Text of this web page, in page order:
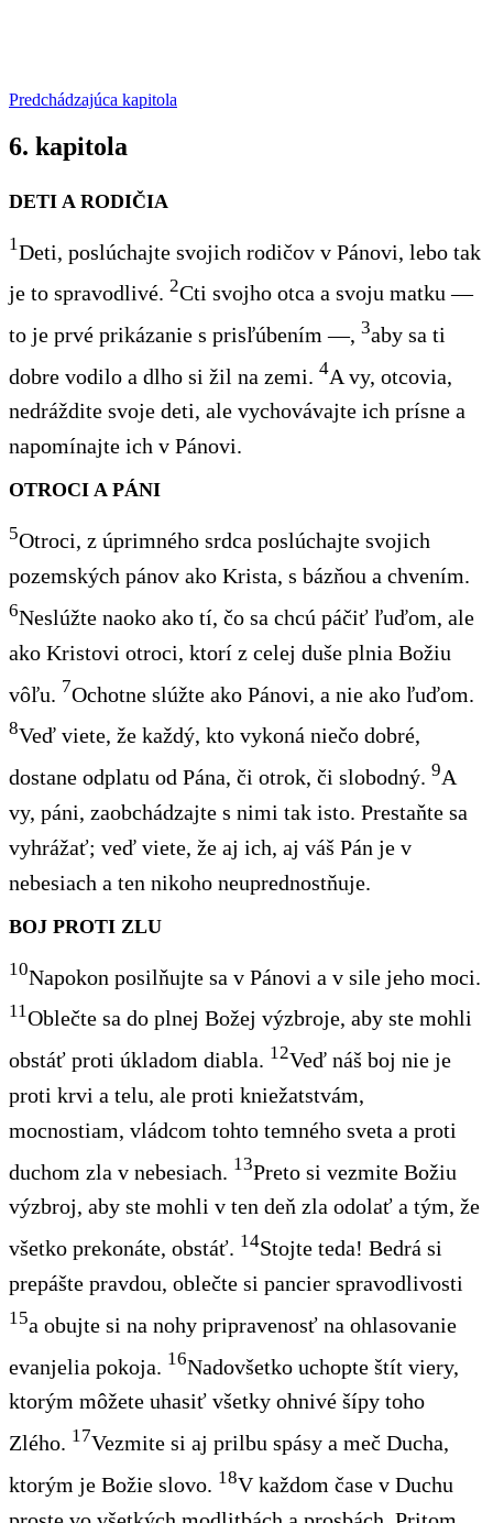
Predchádzajúca kapitola
6. kapitola
DETI A RODIČIA
1Deti, poslúchajte svojich rodičov v Pánovi, lebo tak
je to spravodlivé. 2Cti svojho otca a svoju matku —
to je prvé prikázanie s prisľúbením —, 3aby sa ti
dobre vodilo a dlho si žil na zemi. 4A vy, otcovia,
nedráždite svoje deti, ale vychovávajte ich prísne a
napomínajte ich v Pánovi.
OTROCI A PÁNI
5Otroci, z úprimného srdca poslúchajte svojich
pozemských pánov ako Krista, s bázňou a chvením.
6Neslúžte naoko ako tí, čo sa chcú páčiť ľuďom, ale
ako Kristovi otroci, ktorí z celej duše plnia Božiu
vôľu. 7Ochotne slúžte ako Pánovi, a nie ako ľuďom.
8Veď viete, že každý, kto vykoná niečo dobré,
dostane odplatu od Pána, či otrok, či slobodný. 9A
vy, páni, zaobchádzajte s nimi tak isto. Prestaňte sa
vyhrážať; veď viete, že aj ich, aj váš Pán je v
nebesiach a ten nikoho neuprednostňuje.
BOJ PROTI ZLU
10Napokon posilňujte sa v Pánovi a v sile jeho moci.
11Oblečte sa do plnej Božej výzbroje, aby ste mohli
obstáť proti úkladom diabla. 12Veď náš boj nie je
proti krvi a telu, ale proti kniežatstvám,
mocnostiam, vládcom tohto temného sveta a proti
duchom zla v nebesiach.
13Preto si vezmite Božiu
výzbroj, aby ste mohli v ten deň zla odolať a tým, že
všetko prekonáte, obstáť. 14Stojte teda! Bedrá si
prepášte pravdou, oblečte si pancier spravodlivosti
15a obujte si na nohy pripravenosť na ohlasovanie
evanjelia pokoja.
16Nadovšetko uchopte štít viery,
ktorým môžete uhasiť všetky ohnivé šípy toho
Zlého. 17Vezmite si aj prilbu spásy a meč Ducha,
ktorým je Božie slovo. 18V každom čase v Duchu